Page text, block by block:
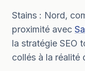
Stains : Nord,
proximité avec
la stratégie SEO
collés à la réalité